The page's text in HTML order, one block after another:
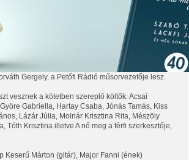
Gergely, a Petőfi Rádió műsorvezetője lesz.
vesznek a kötetben szereplő költők: Acsai
Gabriella, Hartay Csaba, Jónás Tamás, Kiss
Lázár Júlia, Molnár Krisztina Rita, Mészöly
Tóth Krisztina illetve A nő meg a férfi szerkesztője,
Keserű Márton (gitár), Major Fanni (ének)